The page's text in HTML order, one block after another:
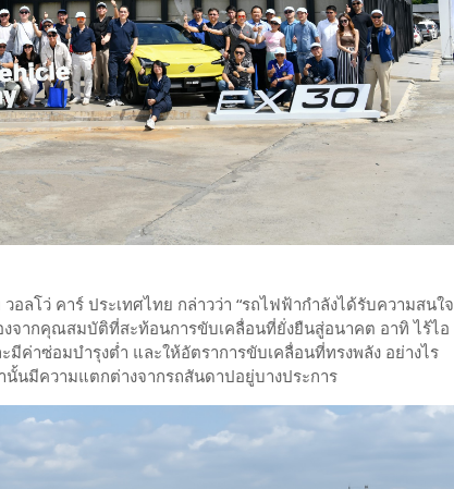
ลโว่ คาร์ ประเทศไทย กล่าวว่า “รถไฟฟ้ากำลังได้รับความสนใจ
งจากคุณสมบัติที่สะท้อนการขับเคลื่อนที่ยั่งยืนสู่อนาคต อาทิ ไร้ไอ
มีค่าซ่อมบำรุงต่ำ และให้อัตราการขับเคลื่อนที่ทรงพลัง อย่างไร
นมีความแตกต่างจากรถสันดาปอยู่บางประการ